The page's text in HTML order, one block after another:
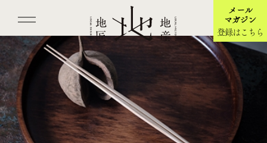
メール
マガジン
登録はこちら